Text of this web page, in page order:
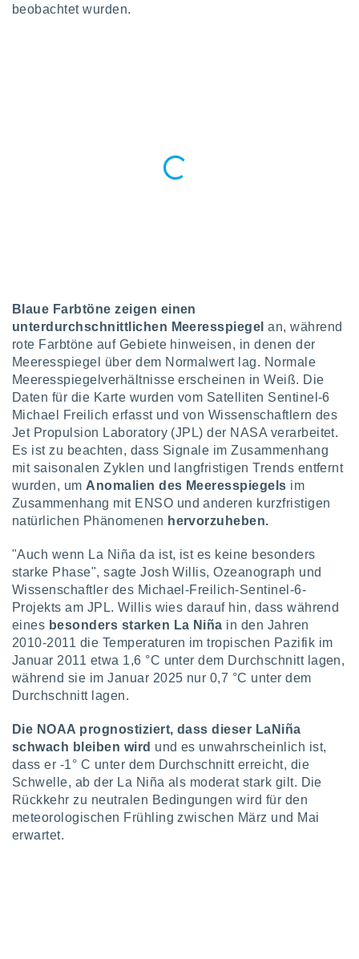
jederzeit
zur
zur
zur
von
zur
der
von
von
durch
von
der
zur
Inhalten.
und
beobachtet wurden.
Blaue Farbtöne zeigen einen
unterdurchschnittlichen Meeresspiegelan, während
rote Farbtöne auf Gebiete hinweisen, in denen der
Meeresspiegel über dem Normalwert lag. Normale
Meeresspiegelverhältnisse erscheinen in Weiß. Die
Daten für die Karte wurden vom Satelliten Sentinel-6
Michael Freilich erfasst und von Wissenschaftlern des
Jet Propulsion Laboratory (JPL) der NASA verarbeitet.
Es ist zu beachten, dass Signale im Zusammenhang
mit saisonalen Zyklen und langfristigen Trends entfernt
wurden, um Anomalien des Meeresspiegels im
Zusammenhang mit ENSO und anderen kurzfristigen
natürlichen Phänomenen hervorzuheben.
"Auch wenn La Niña da ist, ist es keine besonders
starke Phase", sagte Josh Willis, Ozeanograph und
Wissenschaftler des Michael-Freilich-Sentinel-6-
Projekts am JPL. Willis wies darauf hin, dass während
eines besonders starken La Niña in den Jahren
2010-2011 die Temperaturen im tropischen Pazifik im
Januar 2011 etwa 1,6 °C unter dem Durchschnitt lagen,
während sie im Januar 2025 nur 0,7 °C unter dem
Durchschnitt lagen.
Die NOAA prognostiziert, dass dieser La Niña
schwach bleiben wird und es unwahrscheinlich ist,
dass er -1° C unter dem Durchschnitt erreicht, die
Schwelle, ab der La Niña als moderat stark gilt. Die
Rückkehr zu neutralen Bedingungen wird für den
meteorologischen Frühling zwischen März und Mai
erwartet.